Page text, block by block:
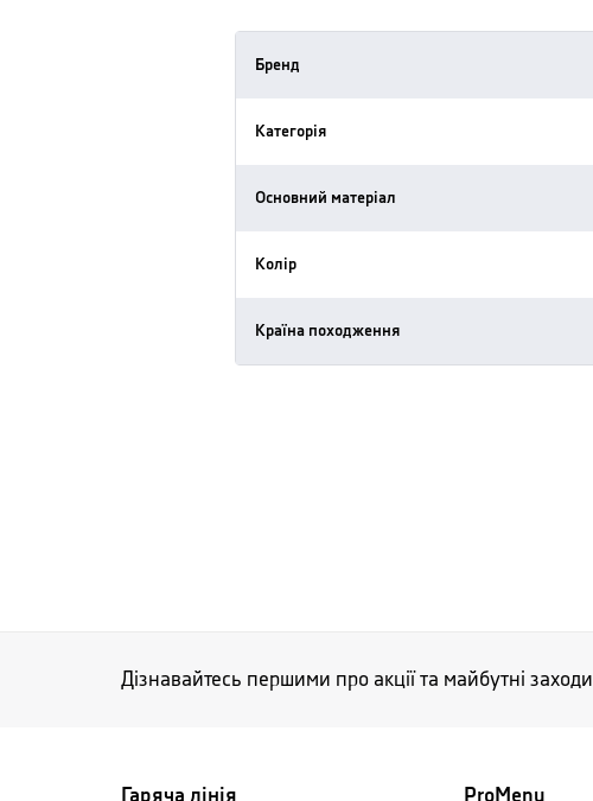
Бренд
Категорія
Основний матеріал
Колір
Країна походження
Дізнавайтесь першими про акції та майбутні заходи
Гаряча лінія ProMenu